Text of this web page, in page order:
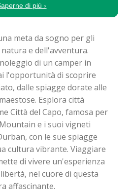
di più ›
meta da sogno per gli
e dell'avventura.
di un camper in
l'opportunità di scoprire
dalle spiagge dorate alle
Esplora città
Città del Capo, famosa per
e i suoi vigneti
con le sue spiagge
cultura vibrante. Viaggiare
di vivere un'esperienza
nel cuore di questa
affascinante.